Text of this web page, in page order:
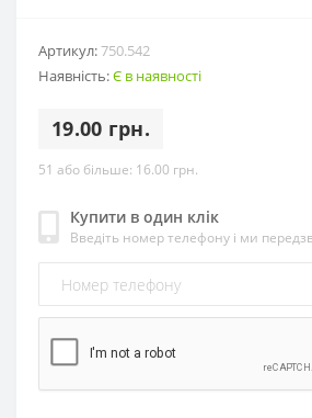
Артикул:750.542
Наявність:Є в наявності
19.00 грн.
51 або більше: 16.00 грн.
Купити в один клік
Введіть номер телефону і ми